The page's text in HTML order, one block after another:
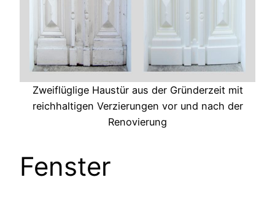
Zweiflüglige Haustür aus der Gründerzeit mit
reichhaltigen Verzierungen vor und nach der
Renovierung
Fenster